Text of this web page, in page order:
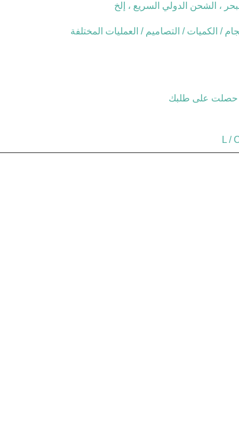
، الشحن الدولي السريع ، إلخ
/ الكميات / التصاميم / العمليات المختلفة